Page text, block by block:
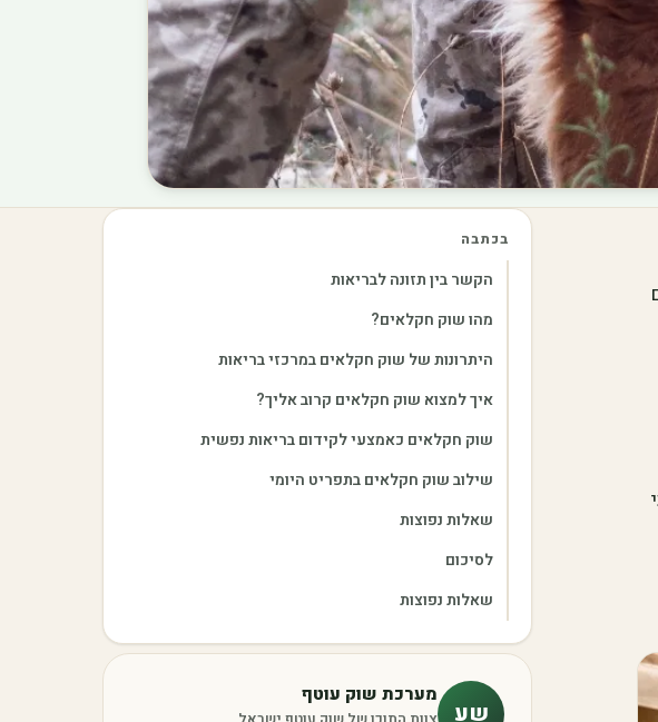
בכתבה
הקשר בין תזונה לבריאות
מהו שוק חקלאים?
היתרונות של שוק חקלאים במרכזי בריאות
איך למצוא שוק חקלאים קרוב אליך?
שוק חקלאים כאמצעי לקידום בריאות נפשית
שילוב שוק חקלאים בתפריט היומי
שאלות נפוצות
לסיכום
שאלות נפוצות
שע
מערכת שוק עוטף